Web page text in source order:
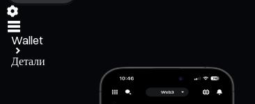
Wallet
Детали